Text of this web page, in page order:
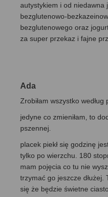
autystykiem i od niedawna
bezglutenowo-
bezglutenowego oraz
za super przekaz i fajne
Ada
Zrobiłam wszystko według
jedyne co zmieniłam, to
pszennej.
placek piekł się godzinę
tylko po wierzchu. 180
mam pojęcia co tu nie
trzymać go jeszcze dłużej.
się że będzie świetne